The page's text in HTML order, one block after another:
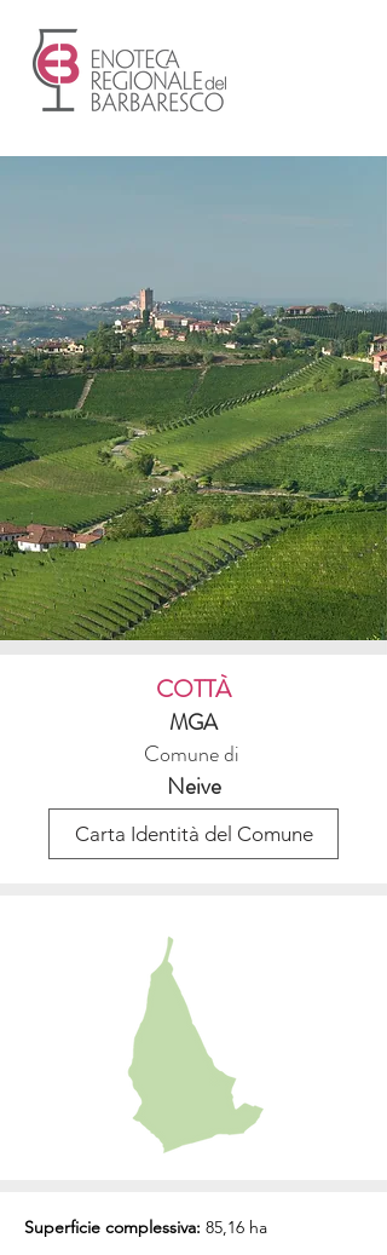
COTTÀ
MGA
Comune di
Neive
Carta Identità del Comune
Superficie complessiva: 85,16 ha